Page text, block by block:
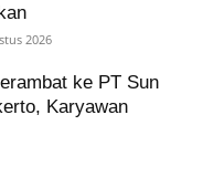
2026
ke PT Sun
Karyawan